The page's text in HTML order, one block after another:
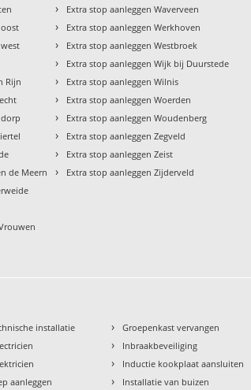
Rijn
de Meern
› Extra stop aanleggen Waverveen
› Extra stop aanleggen Werkhoven
› Extra stop aanleggen Westbroek
› Extra stop aanleggen Wijk bij Duurstede
› Extra stop aanleggen Wilnis
› Extra stop aanleggen Woerden
› Extra stop aanleggen Woudenberg
› Extra stop aanleggen Zegveld
› Extra stop aanleggen Zeist
› Extra stop aanleggen Zijderveld
installatie
aanleggen
› Groepenkast vervangen
› Inbraakbeveiliging
› Inductie kookplaat aansluiten
› Installatie van buizen